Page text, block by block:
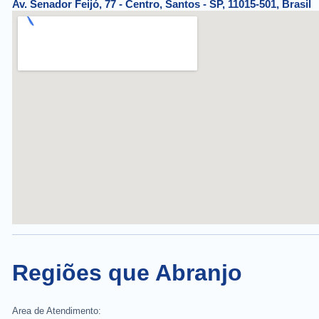
Av. Senador Feijó, 77 - Centro, Santos - SP, 11015-501, Brasil
Regiões que Abranjo
Area de Atendimento: